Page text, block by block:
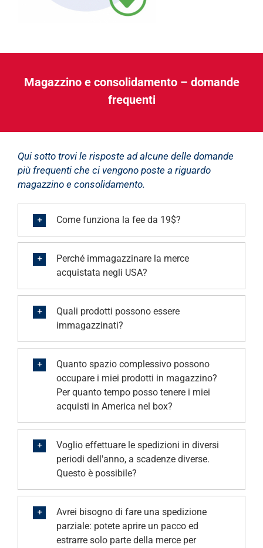
Magazzino e consolidamento – domande
frequenti
Qui sotto trovi le risposte ad alcune delle domande
più frequenti che ci vengono poste a riguardo
magazzino e consolidamento.
Come funziona la fee da 19$?
Perché immagazzinare la merce
acquistata negli USA?
Quali prodotti possono essere
immagazzinati?
Quanto spazio complessivo possono
occupare i miei prodotti in magazzino?
Per quanto tempo posso tenere i miei
acquisti in America nel box?
Voglio effettuare le spedizioni in diversi
periodi dell'anno, a scadenze diverse.
Questo è possibile?
Avrei bisogno di fare una spedizione
parziale: potete aprire un pacco ed
estrarre solo parte della merce per